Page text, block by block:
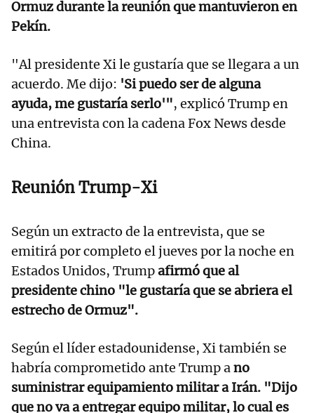
Ormuz durante la reunión que mantuvieron en
Pekín.
"Al presidente Xi le gustaría que se llegara a un
acuerdo. Me dijo: 'Si puedo ser de alguna
ayuda, me gustaría serlo'", explicó Trump en
una entrevista con la cadena Fox News desde
China.
Reunión Trump-Xi
Según un extracto de la entrevista, que se
emitirá por completo el jueves por la noche en
Estados Unidos, Trumpafirmó que al
presidente chino "le gustaría que se abriera el
estrecho de Ormuz".
Según el líder estadounidense, Xi también se
habría comprometido ante Trump ano
suministrar equipamiento militar a Irán. "Dijo
que no va a entregar equipo militar, lo cual es